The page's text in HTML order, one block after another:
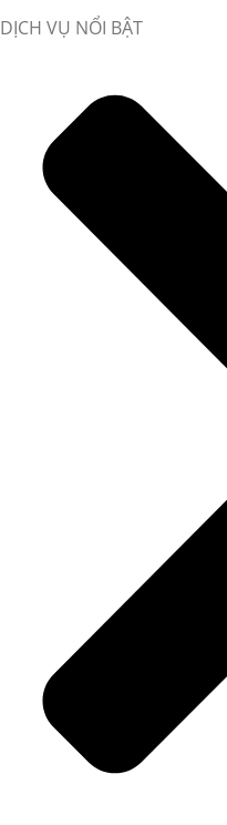
DỊCH VỤ NỔI BẬT